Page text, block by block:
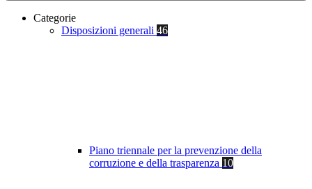
Categorie
Disposizioni generali 46
Piano triennale per la prevenzione della
corruzione e della trasparenza 10